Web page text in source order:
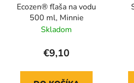
Ecozen® fľaša na vodu
500 ml, Minnie
Skladom
€9,10